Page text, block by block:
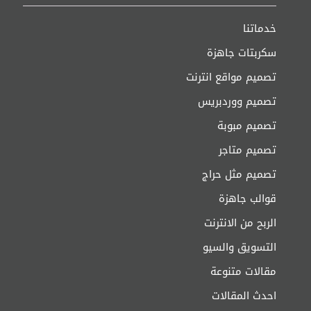
خدماتنا
سكربتات جاهزة
تصميم مواقع انترنت
تصميم ووردبريس
تصميم مبوبة
تصميم متاجر
تصميم مثل حراج
قوالب جاهزة
الربح من الانترنت
التسويق والسيو
مقالات متنوعة
احدث المقالات